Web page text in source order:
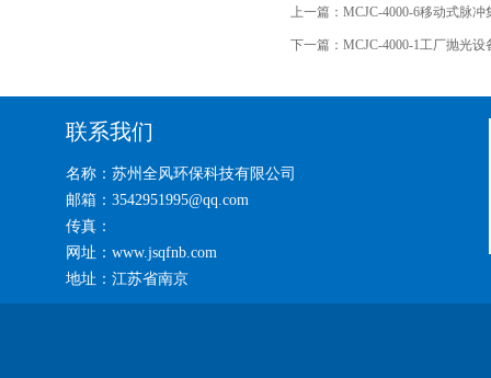
上一篇： MCJC-4000-6移动式脉冲
下一篇： MCJC-4000-1工厂抛光
联系我们
名称：苏州全风环保科技有限公司
邮箱：3542951995@qq.com
传真：
网址：www.jsqfnb.com
地址：江苏省南京